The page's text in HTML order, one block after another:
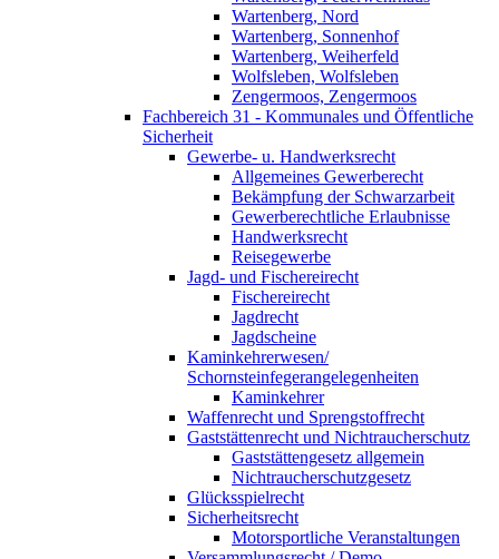
Wartenberg, Nord
Wartenberg, Sonnenhof
Wartenberg, Weiherfeld
Wolfsleben, Wolfsleben
Zengermoos, Zengermoos
Fachbereich 31 - Kommunales und Öffentliche
Sicherheit
Gewerbe- u. Handwerksrecht
Allgemeines Gewerberecht
Bekämpfung der Schwarzarbeit
Gewerberechtliche Erlaubnisse
Handwerksrecht
Reisegewerbe
Jagd- und Fischereirecht
Fischereirecht
Jagdrecht
Jagdscheine
Kaminkehrerwesen/
Schornsteinfegerangelegenheiten
Kaminkehrer
Waffenrecht und Sprengstoffrecht
Gaststättenrecht und Nichtraucherschutz
Gaststättengesetz allgemein
Nichtraucherschutzgesetz
Glücksspielrecht
Sicherheitsrecht
Motorsportliche Veranstaltungen